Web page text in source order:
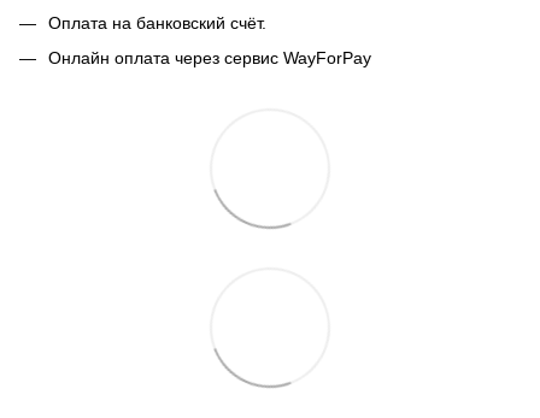
Оплата на банковский счёт.
Онлайн оплата через сервис WayForPay